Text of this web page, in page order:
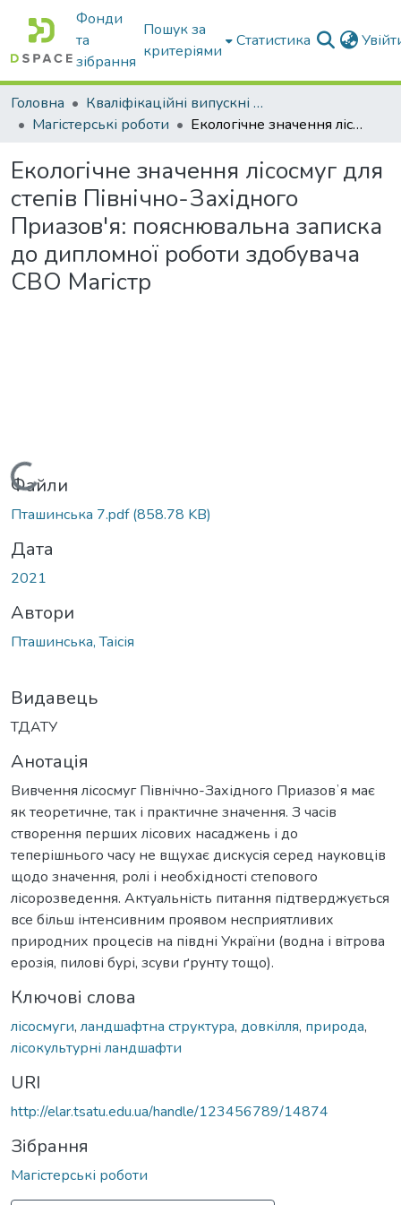
Фонди
та
зібрання
Пошук за
критеріями
Статистика
Головна
Кваліфікаційні випускні роботи бакалаврів і магістрів
Магістерські роботи
Екологічне значення лісосмуг для степів Північно-Західного Приазов'я: пояснювальна записка до дипломної роботи здобувача СВО Магістр
Екологічне значення лісосмуг для
степів Північно-Західного
Приазов'я: пояснювальна записка
до дипломної роботи здобувача
СВО Магістр
Вантажиться...
Файли
Пташинська 7.pdf(858.78 KB)
Дата
2021
Автори
Пташинська, Таісія
Видавець
ТДАТУ
Анотація
Вивчення лісосмуг Північно-Західного Приазовʼя має
як теоретичне, так і практичне значення. З часів
створення перших лісових насаджень і до
теперішнього часу не вщухає дискусія серед науковців
щодо значення, ролі і необхідності степового
лісорозведення. Актуальність питання підтверджується
все більш інтенсивним проявом несприятливих
природних процесів на півдні України (водна і вітрова
ерозія, пилові бурі, зсуви ґрунту тощо).
Ключові слова
лісосмуги, ландшафтна структура, довкілля, природа,
лісокультурні ландшафти
URI
http://elar.tsatu.edu.ua/handle/123456789/14874
Зібрання
Магістерські роботи